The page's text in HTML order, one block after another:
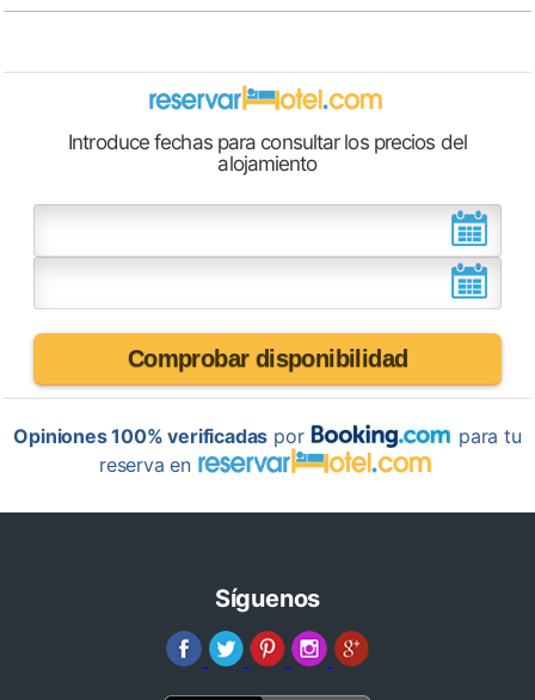
Introduce fechas para consultar los precios del
alojamiento
Comprobar disponibilidad
Opiniones 100% verificadas por
para tu
reserva en
Síguenos